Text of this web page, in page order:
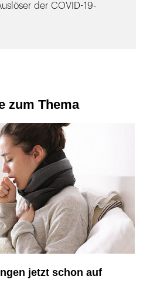
der COVID-19-
zum Thema
jetzt schon auf